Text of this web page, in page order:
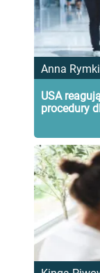
Anna
USA
procedury